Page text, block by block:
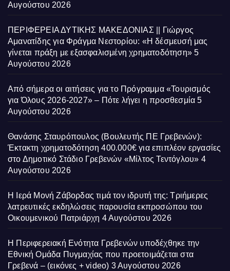
Αυγούστου 2026
ΠΕΡΙΦΕΡΕΙΑ ΔΥΤΙΚΗΣ ΜΑΚΕΔΟΝΙΑΣ || Γιώργος
Αμανατίδης για Φράγμα Νεστορίου: «Η δέσμευσή μας
γίνεται πράξη με εξασφαλισμένη χρηματοδότηση» 5
Αυγούστου 2026
Από σήμερα οι αιτήσεις για το Πρόγραμμα «Τουρισμός
για Όλους 2026-2027» – Πότε λήγει η προσθεσμία 5
Αυγούστου 2026
Θανάσης Σταυρόπουλος (Βουλευτής ΠΕ Γρεβενών):
Έκτακτη χρηματοδότηση 400.000€ για επιπλέον εργασίες
στο Δημοτικό Στάδιο Γρεβενών «Μίλτος Τεντόγλου» 4
Αυγούστου 2026
Η Ιερά Μονή Ζάβορδας τιμά τον ιδρυτή της: Τριήμερες
λατρευτικές εκδηλώσεις παρουσία εκπροσώπου του
Οικουμενικού Πατριάρχη 4 Αυγούστου 2026
Η Περιφερειακή Ενότητα Γρεβενών υποδέχθηκε την
Εθνική Ομάδα Πυγμαχίας που προετοιμάζεται στα
Γρεβενά – (εικόνες + video) 3 Αυγούστου 2026